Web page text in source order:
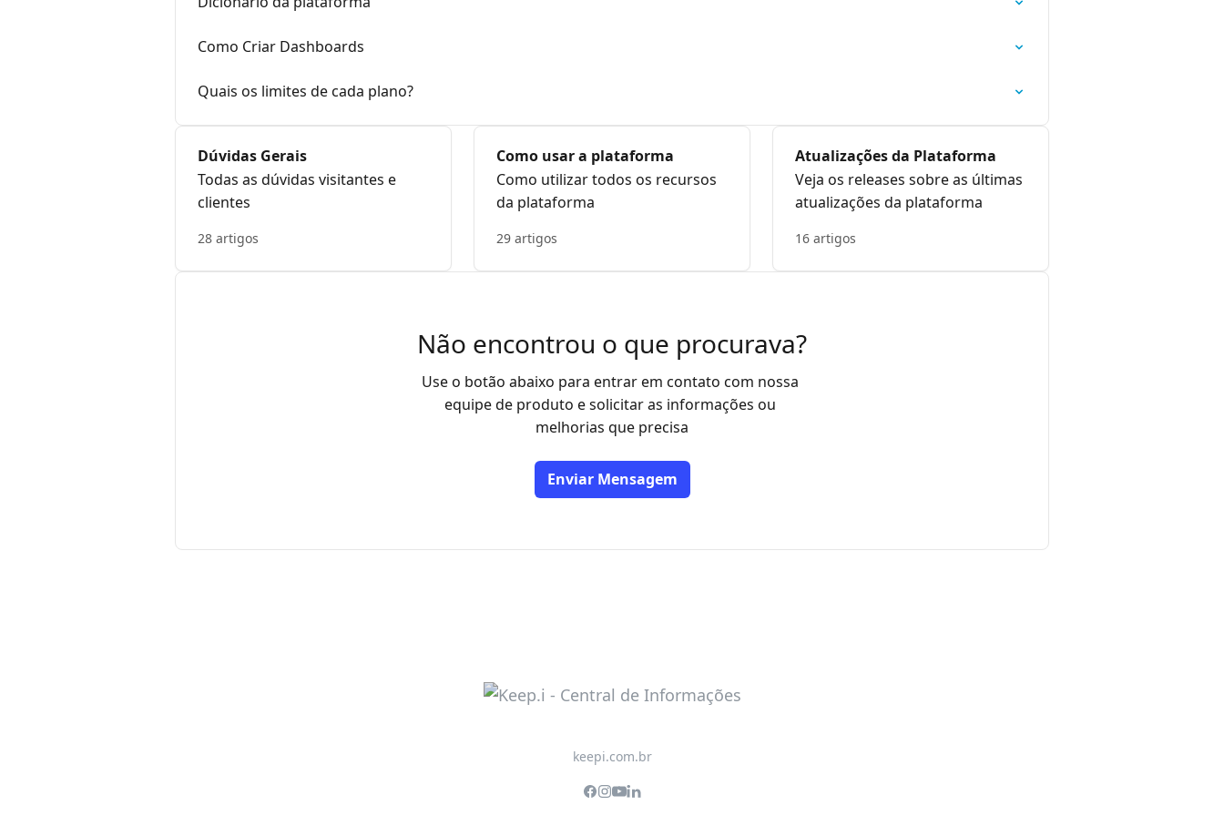
Como Criar Dashboards
Quais os limites de cada plano?
Dúvidas Gerais
Todas as dúvidas visitantes e
clientes
28 artigos
Como usar a plataforma
Como utilizar todos os recursos
da plataforma
29 artigos
Atualizações da Plataforma
Veja os releases sobre as últimas
atualizações da plataforma
16 artigos
Não encontrou o que procurava?
Use o botão abaixo para entrar em contato com nossa
equipe de produto e solicitar as informações ou
melhorias que precisa
Enviar Mensagem
keepi.com.br